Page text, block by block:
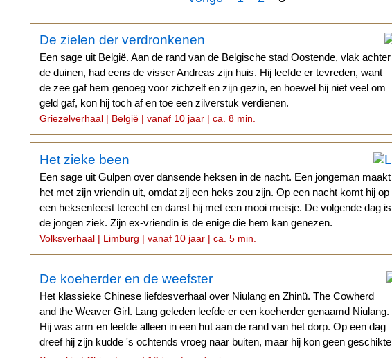
De zielen der verdronkenen
Een sage uit België. Aan de rand van de Belgische stad Oostende, vlak achter
de duinen, had eens de visser Andreas zijn huis. Hij leefde er tevreden, want
de zee gaf hem genoeg voor zichzelf en zijn gezin, en hoewel hij niet veel om
geld gaf, kon hij toch af en toe een zilverstuk verdienen.
Griezelverhaal | België | vanaf 10 jaar | ca. 8 min.
Het zieke been
Een sage uit Gulpen over dansende heksen in de nacht. Een jongeman maakt
het met zijn vriendin uit, omdat zij een heks zou zijn. Op een nacht komt hij op
een heksenfeest terecht en danst hij met een mooi meisje. De volgende dag is
de jongen ziek. Zijn ex-vriendin is de enige die hem kan genezen.
Volksverhaal | Limburg | vanaf 10 jaar | ca. 5 min.
De koeherder en de weefster
Het klassieke Chinese liefdesverhaal over Niulang en Zhinü. The Cowherd
and the Weaver Girl. Lang geleden leefde er een koeherder genaamd Niulang.
Hij was arm en leefde alleen in een hut aan de rand van het dorp. Op een dag
dreef hij zijn kudde 's ochtends vroeg naar buiten, maar hij kon geen geschikte